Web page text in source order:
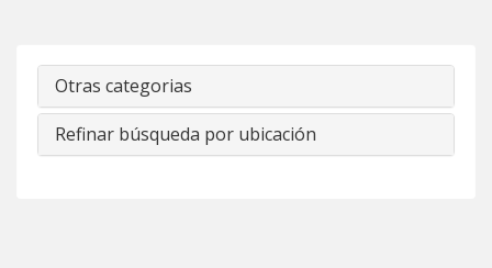
Otras categorias
Refinar búsqueda por ubicación